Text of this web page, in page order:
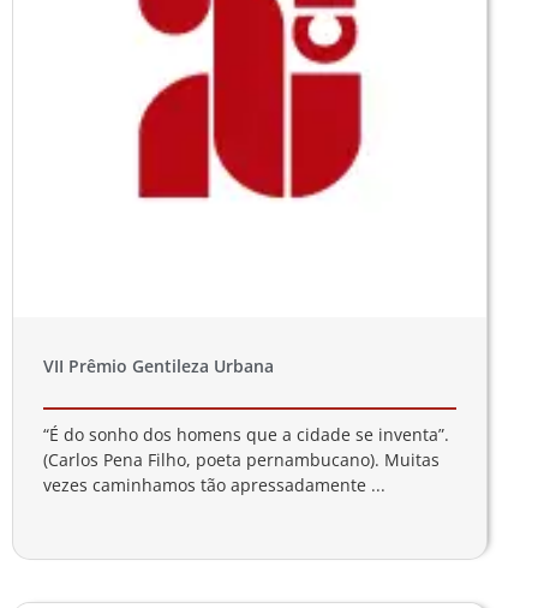
VII Prêmio Gentileza Urbana
“É do sonho dos homens que a cidade se inventa”.
(Carlos Pena Filho, poeta pernambucano). Muitas
vezes caminhamos tão apressadamente ...